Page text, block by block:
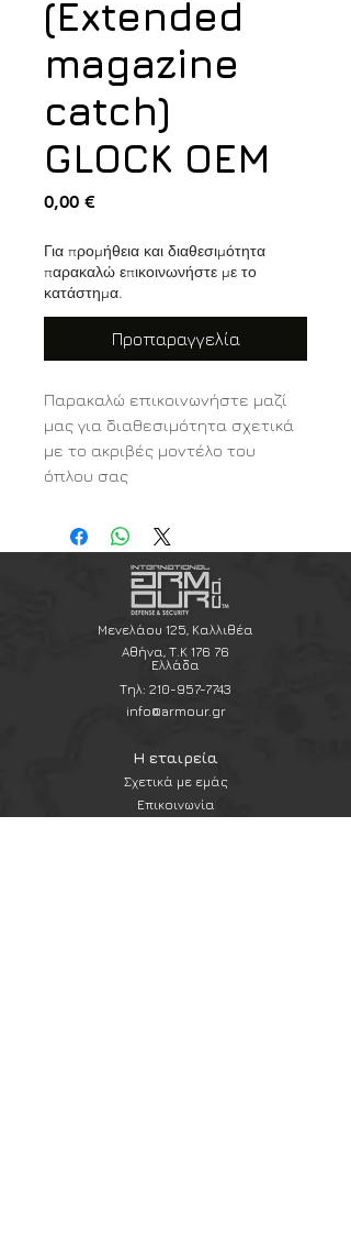
(Extended
magazine
catch)
GLOCK OEM
0,00 €Τιμή
Για προμήθεια και διαθεσιμότητα
παρακαλώ επικοινωνήστε με το
κατάστημα.
Προπαραγγελία
Παρακαλώ επικοινωνήστε μαζί
μας για διαθεσιμότητα σχετικά
με το ακριβές μοντέλο του
όπλου σας
Μενελάου 125, Καλλιθέα
Αθήνα, Τ.Κ 176 76
Ελλάδα
Τηλ: 210-957-7743
info@armour.gr
Η εταιρεία
Σχετικά με εμάς
Επικοινωνία